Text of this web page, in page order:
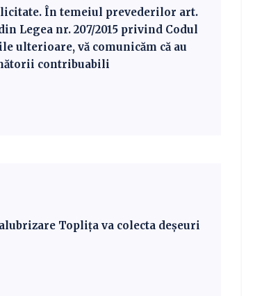
În temeiul prevederilor art.
Legea nr. 207/2015 privind Codul
ulterioare, vă comunicăm că au
contribuabili
Toplița va colecta deșeuri